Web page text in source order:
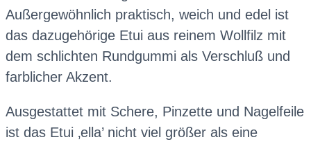
Außergewöhnlich praktisch, weich und edel ist
das dazugehörige Etui aus reinem Wollfilz mit
dem schlichten Rundgummi als Verschluß und
farblicher Akzent.
Ausgestattet mit Schere, Pinzette und Nagelfeile
ist das Etui ‚ella’ nicht viel größer als eine